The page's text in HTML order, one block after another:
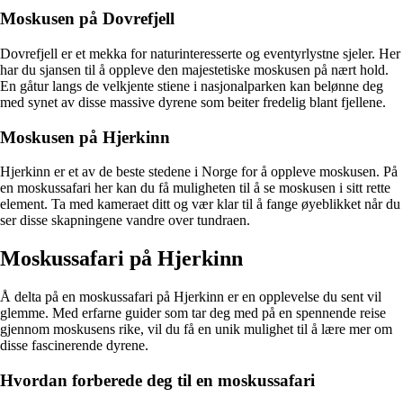
Moskusen på Dovrefjell
Dovrefjell er et mekka for naturinteresserte og eventyrlystne sjeler. Her
har du sjansen til å oppleve den majestetiske moskusen på nært hold.
En gåtur langs de velkjente stiene i nasjonalparken kan belønne deg
med synet av disse massive dyrene som beiter fredelig blant fjellene.
Moskusen på Hjerkinn
Hjerkinn er et av de beste stedene i Norge for å oppleve moskusen. På
en moskussafari her kan du få muligheten til å se moskusen i sitt rette
element. Ta med kameraet ditt og vær klar til å fange øyeblikket når du
ser disse skapningene vandre over tundraen.
Moskussafari på Hjerkinn
Å delta på en moskussafari på Hjerkinn er en opplevelse du sent vil
glemme. Med erfarne guider som tar deg med på en spennende reise
gjennom moskusens rike, vil du få en unik mulighet til å lære mer om
disse fascinerende dyrene.
Hvordan forberede deg til en moskussafari